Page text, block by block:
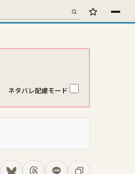
ード 検索 お気に入り
ネタバレ配慮モード